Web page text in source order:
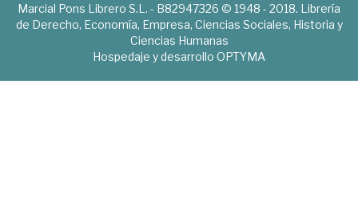
Marcial Pons Librero S.L. - B82947326 © 1948 - 2018. Librería
de Derecho, Economía, Empresa, Ciencias Sociales, Historia y
Ciencias Humanas
Hospedaje y desarrollo OPTYMA